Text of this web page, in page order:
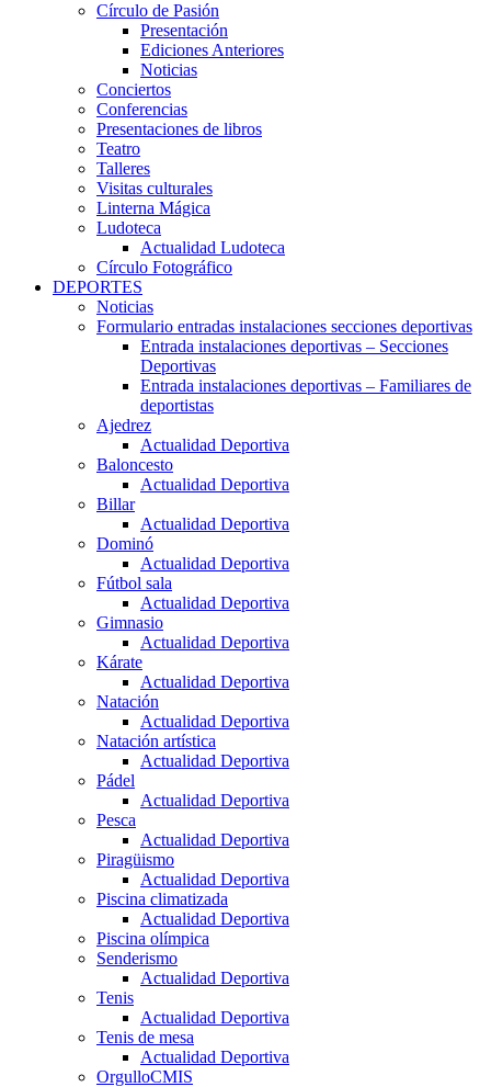
Círculo de Pasión
Presentación
Ediciones Anteriores
Noticias
Conciertos
Conferencias
Presentaciones de libros
Teatro
Talleres
Visitas culturales
Linterna Mágica
Ludoteca
Actualidad Ludoteca
Círculo Fotográfico
DEPORTES
Noticias
Formulario entradas instalaciones secciones deportivas
Entrada instalaciones deportivas – Secciones
Deportivas
Entrada instalaciones deportivas – Familiares de
deportistas
Ajedrez
Actualidad Deportiva
Baloncesto
Actualidad Deportiva
Billar
Actualidad Deportiva
Dominó
Actualidad Deportiva
Fútbol sala
Actualidad Deportiva
Gimnasio
Actualidad Deportiva
Kárate
Actualidad Deportiva
Natación
Actualidad Deportiva
Natación artística
Actualidad Deportiva
Pádel
Actualidad Deportiva
Pesca
Actualidad Deportiva
Piragüismo
Actualidad Deportiva
Piscina climatizada
Actualidad Deportiva
Piscina olímpica
Senderismo
Actualidad Deportiva
Tenis
Actualidad Deportiva
Tenis de mesa
Actualidad Deportiva
OrgulloCMIS